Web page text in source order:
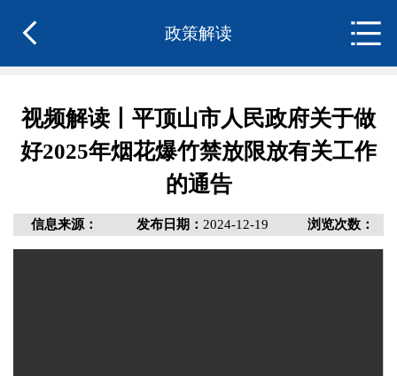
政策解读
视频解读丨平顶山市人民政府关于做
好2025年烟花爆竹禁放限放有关工作
的通告
信息来源： 发布日期： 2024-12-19 浏览次数：